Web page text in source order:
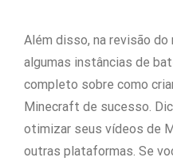
Além disso, na revisão
algumas instâncias de
completo sobre como
Minecraft de sucesso.
otimizar seus vídeos de
outras plataformas. Se